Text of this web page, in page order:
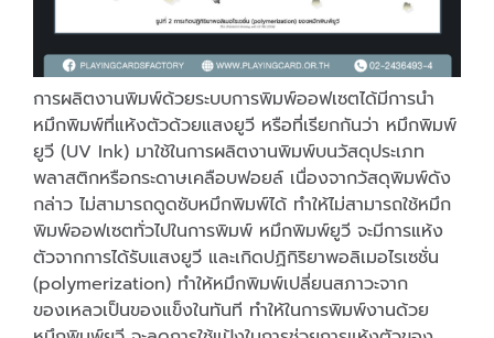
การผลิตงานพิมพ์ด้วยระบบการพิมพ์ออฟเซตได้มีการนำ
หมึกพิมพ์ที่แห้งตัวด้วยแสงยูวี หรือที่เรียกกันว่า หมึกพิมพ์
ยูวี (UV Ink) มาใช้ในการผลิตงานพิมพ์บนวัสดุประเภท
พลาสติกหรือกระดาษเคลือบฟอยล์ เนื่องจากวัสดุพิมพ์ดัง
กล่าว ไม่สามารถดูดซับหมึกพิมพ์ได้ ทำให้ไม่สามารถใช้หมึก
พิมพ์ออฟเซตทั่วไปในการพิมพ์ หมึกพิมพ์ยูวี จะมีการแห้ง
ตัวจากการได้รับแสงยูวี และเกิดปฏิกิริยาพอลิเมอไรเซชั่น
(polymerization) ทำให้หมึกพิมพ์เปลี่ยนสภาวะจาก
ของเหลวเป็นของแข็งในทันที ทำให้ในการพิมพ์งานด้วย